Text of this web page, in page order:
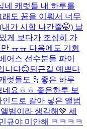
네 캐럿들 내 하루를
도 꿈을 이뤄서 너무
가 시합 나간줄🤭) 날
게 보다가 조심히 가
ㅠㅠ 다음에도 기회
어스 선수분들 파이
니다😊퇴근길 예쁘다
럿들도 🫰 좋은 하루
요ㅎㅎ 좋은하루 보
드로 갈아 넣은 앨범
범이라 생각해💚 세
규야 미안해 ㅋㅋㅋㅋ